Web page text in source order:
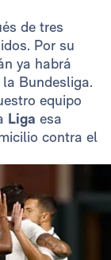
de tres
Por su
ya habrá
Bundesliga.
equipo
Liga esa
contra el